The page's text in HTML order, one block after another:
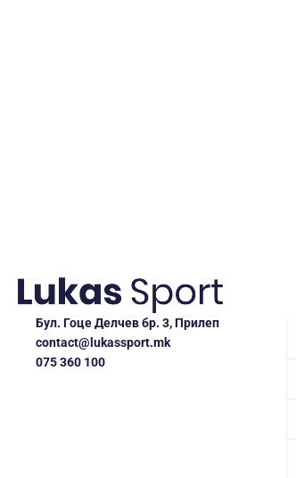
Бул. Гоце Делчев бр. 3, Прилеп
contact@lukassport.mk
075 360 100